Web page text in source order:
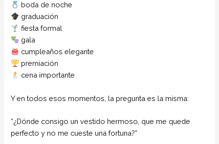
boda de noche
graduación
fiesta formal
gala
cumpleaños elegante
premiación
cena importante
Y en todos esos momentos, la pregunta es la misma:
“¿Dónde consigo un vestido hermoso, que me quede
perfecto y no me cueste una fortuna?”